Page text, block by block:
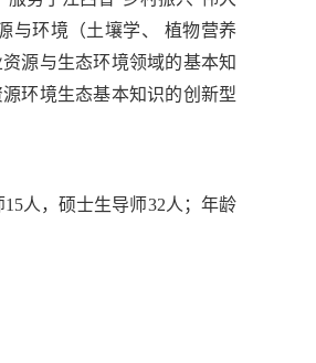
与环境（土壤学、 植物营养
源与生态环境领域的基本知
环境生态基本知识的创新型
人，硕士生导师32人；年龄